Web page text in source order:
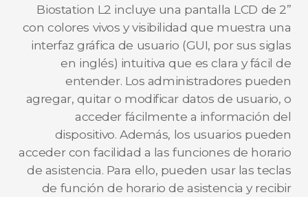
Biostation L2 incluye una pantalla LCD de 2”
con colores vivos y visibilidad que muestra una
interfaz gráfica de usuario (GUI, por sus siglas
en inglés) intuitiva que es clara y fácil de
entender. Los administradores pueden
agregar, quitar o modificar datos de usuario, o
acceder fácilmente a información del
dispositivo. Además, los usuarios pueden
acceder con facilidad a las funciones de horario
de asistencia. Para ello, pueden usar las teclas
de función de horario de asistencia y recibir